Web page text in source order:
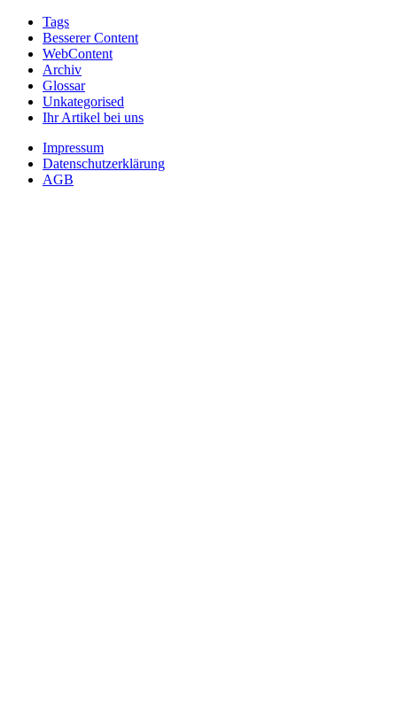
Tags
Besserer Content
WebContent
Archiv
Glossar
Unkategorised
Ihr Artikel bei uns
Impressum
Datenschutzerklärung
AGB